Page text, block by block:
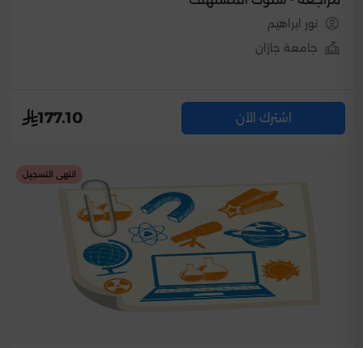
نور ابراهيم
جامعة جازان
اشترك الآن 177.10
انتهى التسجيل